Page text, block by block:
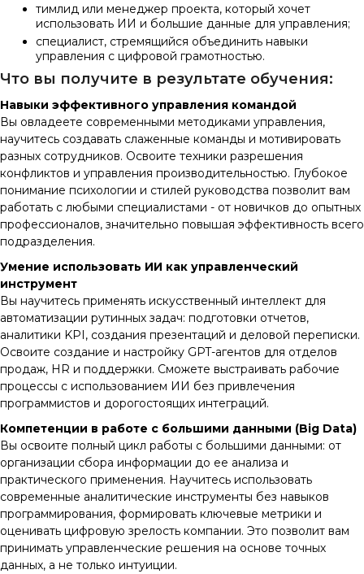
тимлид или менеджер проекта, который хочет
использовать ИИ и большие данные для управления;
специалист, стремящийся объединить навыки
управления с цифровой грамотностью.
Что вы получите в результате обучения:
Навыки эффективного управления командой
Вы овладеете современными методиками управления,
научитесь создавать слаженные команды и мотивировать
разных сотрудников. Освоите техники разрешения
конфликтов и управления производительностью. Глубокое
понимание психологии и стилей руководства позволит вам
работать с любыми специалистами - от новичков до опытных
профессионалов, значительно повышая эффективность всего
подразделения.
Умение использовать ИИ как управленческий
инструмент
Вы научитесь применять искусственный интеллект для
автоматизации рутинных задач: подготовки отчетов,
аналитики KPI, создания презентаций и деловой переписки.
Освоите создание и настройку GPT-агентов для отделов
продаж, HR и поддержки. Сможете выстраивать рабочие
процессы с использованием ИИ без привлечения
программистов и дорогостоящих интеграций.
Компетенции в работе с большими данными (Big Data)
Вы освоите полный цикл работы с большими данными: от
организации сбора информации до ее анализа и
практического применения. Научитесь использовать
современные аналитические инструменты без навыков
программирования, формировать ключевые метрики и
оценивать цифровую зрелость компании. Это позволит вам
принимать управленческие решения на основе точных
данных, а не только интуиции.